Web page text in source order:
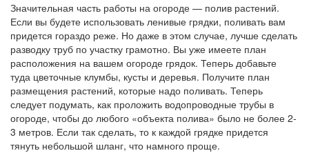
Значительная часть работы на огороде — полив растений.
Если вы будете использовать ленивые грядки, поливать вам
придется гораздо реже. Но даже в этом случае, лучше сделать
разводку труб по участку грамотно. Вы уже имеете план
расположения на вашем огороде грядок. Теперь добавьте
туда цветочные клумбы, кусты и деревья. Получите план
размещения растений, которые надо поливать. Теперь
следует подумать, как проложить водопроводные трубы в
огороде, чтобы до любого «объекта полива» было не более 2-
3 метров. Если так сделать, то к каждой грядке придется
тянуть небольшой шланг, что намного проще.